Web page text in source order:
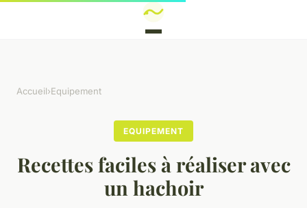
Accueil›Equipement
EQUIPEMENT
Recettes faciles à réaliser avec
un hachoir